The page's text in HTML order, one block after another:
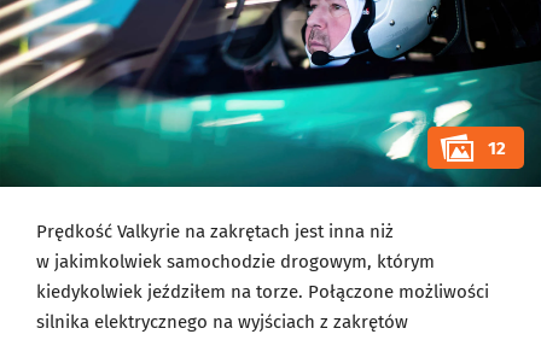
12
Prędkość Valkyrie na zakrętach jest inna niż
w jakimkolwiek samochodzie drogowym, którym
kiedykolwiek jeździłem na torze. Połączone możliwości
silnika elektrycznego na wyjściach z zakrętów